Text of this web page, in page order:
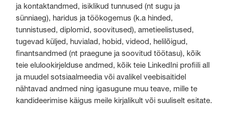
ja kontaktandmed, isiklikud tunnused (nt sugu ja
sünniaeg), haridus ja töökogemus (k.a hinded,
tunnistused, diplomid, soovitused), ametieelistused,
tugevad küljed, huvialad, hobid, videod, helilõigud,
finantsandmed (nt praegune ja soovitud töötasu), kõik
teie elulookirjelduse andmed, kõik teie LinkedIni profiili all
ja muudel sotsiaalmeedia või avalikel veebisaitidel
nähtavad andmed ning igasugune muu teave, mille te
kandideerimise käigus meile kirjalikult või suuliselt esitate.